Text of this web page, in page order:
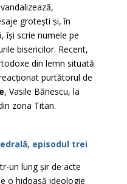
grotești și, în
își scrie numele pe
bisericilor. Recent,
din lemn situată
purtătorul de
, Vasile Bănescu, la
zona Titan.
episodul trei
un lung șir de acte
o hidoasă ideologie